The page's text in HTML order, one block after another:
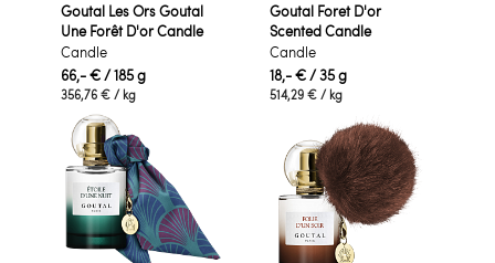
Goutal Les Ors Goutal
Une Forêt D'or Candle
Candle
66,- €/ 185 g
356,76 € / kg
Goutal Foret D'or
Scented Candle
Candle
18,- €/ 35 g
514,29 € / kg